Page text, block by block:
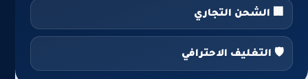
🏢 الشحن التجاري
🛡️ التغليف الاحترافي